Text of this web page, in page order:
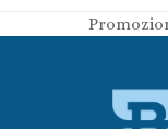
articolo